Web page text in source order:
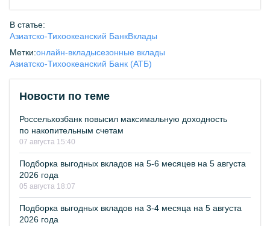
В статье:
Азиатско-Тихоокеанский БанкВклады
Метки:онлайн-вкладысезонные вклады
Азиатско-Тихоокеанский Банк (АТБ)
Новости по теме
Россельхозбанк повысил максимальную доходность
по накопительным счетам
07 августа 15:40
Подборка выгодных вкладов на 5-6 месяцев на 5 августа
2026 года
05 августа 18:07
Подборка выгодных вкладов на 3-4 месяца на 5 августа
2026 года